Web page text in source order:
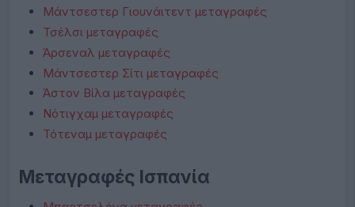
Μάντσεστερ Γιουνάιτεντ μεταγραφές
Τσέλσι μεταγραφές
Άρσεναλ μεταγραφές
Μάντσεστερ Σίτι μεταγραφές
Άστον Βίλα μεταγραφές
Νότιγχαμ μεταγραφές
Τότεναμ μεταγραφές
Μεταγραφές Ισπανία